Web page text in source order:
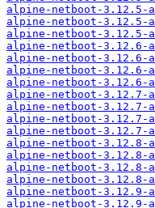
alpine-netboot-3.12.5-
alpine-netboot-3.12.5-
alpine-netboot-3.12.5-
alpine-netboot-3.12.6-
alpine-netboot-3.12.6-
alpine-netboot-3.12.6-
alpine-netboot-3.12.6-
alpine-netboot-3.12.7-
alpine-netboot-3.12.7-
alpine-netboot-3.12.7-
alpine-netboot-3.12.7-
alpine-netboot-3.12.8-
alpine-netboot-3.12.8-
alpine-netboot-3.12.8-
alpine-netboot-3.12.8-
alpine-netboot-3.12.9-
alpine-netboot-3.12.9-